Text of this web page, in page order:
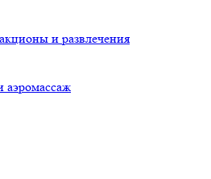
и развлечения
аэромассаж